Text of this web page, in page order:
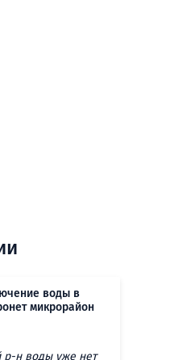
воды в
микрорайон
р-н воды уже нет